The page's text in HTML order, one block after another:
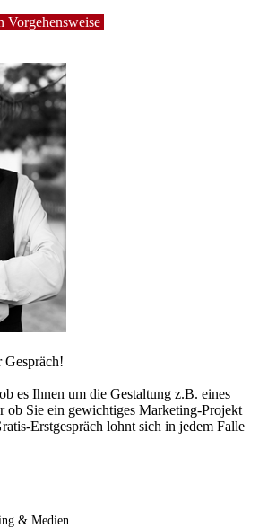
Vorgehensweise
Gespräch!
es Ihnen um die Gestaltung z.B. eines
ob Sie ein gewichtiges Marketing-Projekt
Erstgespräch lohnt sich in jedem Falle
& Medien